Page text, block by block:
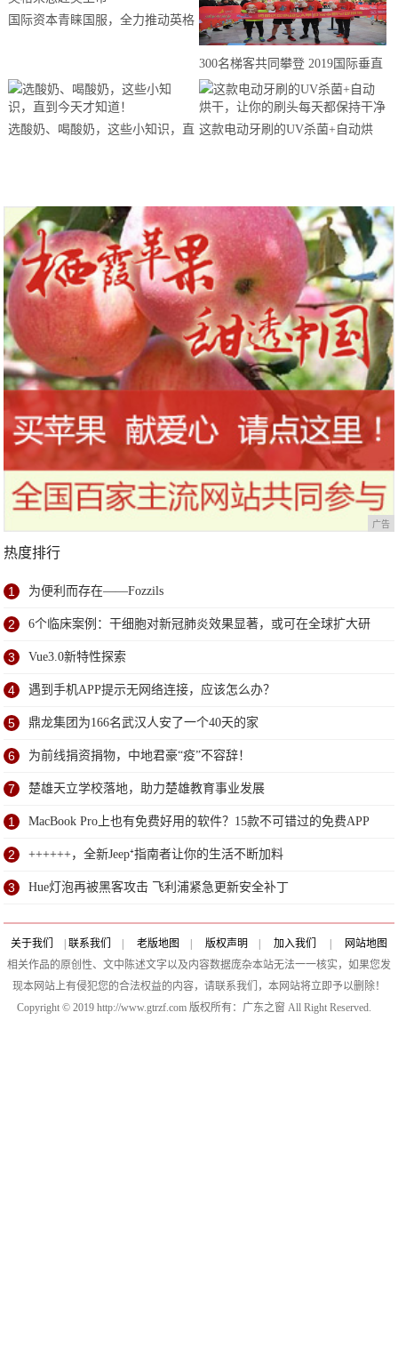
国际资本青睐国服，全力推动英格
300名梯客共同攀登 2019国际垂直
马拉松超级精英赛顺德海骏达中心
站欢乐开跑
选酸奶、喝酸奶，这些小知识，直 这款电动牙刷的UV杀菌+自动烘
广告
热度排行
1 为便利而存在——Fozzils
2 6个临床案例：干细胞对新冠肺炎效果显著，或可在全球扩大研
究
3 Vue3.0新特性探索
4 遇到手机APP提示无网络连接，应该怎么办？
5 鼎龙集团为166名武汉人安了一个40天的家
6 为前线捐资捐物，中地君豪“疫”不容辞！
7 楚雄天立学校落地，助力楚雄教育事业发展
1 MacBook Pro上也有免费好用的软件？15款不可错过的免费APP
2 ++++++，全新Jeep⁺指南者让你的生活不断加料
3 Hue灯泡再被黑客攻击 飞利浦紧急更新安全补丁
关于我们 联系我们 老版地图 版权声明 加入我们
网站地图
相关作品的原创性、文中陈述文字以及内容数据庞杂本站无法一一核实，如果您发
现本网站上有侵犯您的合法权益的内容，请联系我们，本网站将立即予以删除！
Copyright © 2019 http://www.gtrzf.com 版权所有：广东之窗 All Right Reserved.